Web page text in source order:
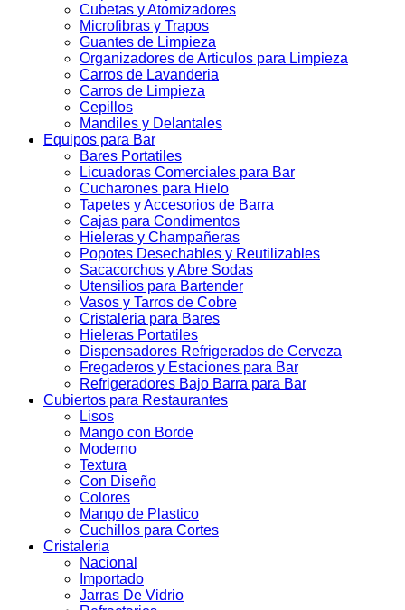
Cubetas y Atomizadores
Microfibras y Trapos
Guantes de Limpieza
Organizadores de Articulos para Limpieza
Carros de Lavanderia
Carros de Limpieza
Cepillos
Mandiles y Delantales
Equipos para Bar
Bares Portatiles
Licuadoras Comerciales para Bar
Cucharones para Hielo
Tapetes y Accesorios de Barra
Cajas para Condimentos
Hieleras y Champañeras
Popotes Desechables y Reutilizables
Sacacorchos y Abre Sodas
Utensilios para Bartender
Vasos y Tarros de Cobre
Cristaleria para Bares
Hieleras Portatiles
Dispensadores Refrigerados de Cerveza
Fregaderos y Estaciones para Bar
Refrigeradores Bajo Barra para Bar
Cubiertos para Restaurantes
Lisos
Mango con Borde
Moderno
Textura
Con Diseño
Colores
Mango de Plastico
Cuchillos para Cortes
Cristaleria
Nacional
Importado
Jarras De Vidrio